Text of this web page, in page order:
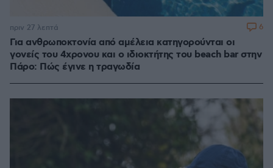
Για ανθρωποκτονία από αμέλεια κατηγορούνται οι
γονείς του 4χρονου και ο ιδιοκτήτης του beach bar στην
Πάρο: Πώς έγινε η τραγωδία
πριν 27 λεπτά 6